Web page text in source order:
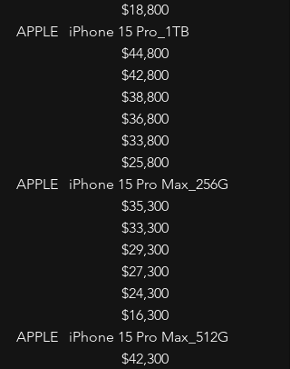
$18,800
APPLE   iPhone 15 Pro_1TB
$44,800
$42,800
$38,800
$36,800
$33,800
$25,800
APPLE   iPhone 15 Pro Max_256G
$35,300
$33,300
$29,300
$27,300
$24,300
$16,300
APPLE   iPhone 15 Pro Max_512G
$42,300